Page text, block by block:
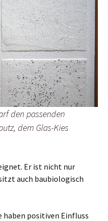
den passenden
dem Glas-Kies
Er ist nicht nur
auch baubiologisch
positiven Einfluss